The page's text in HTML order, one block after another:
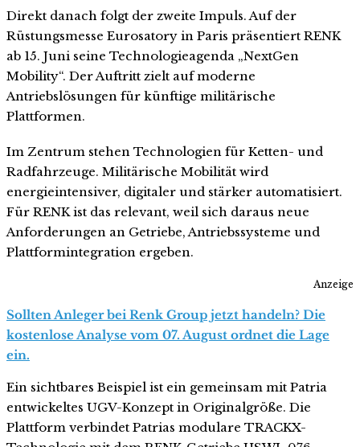
Direkt danach folgt der zweite Impuls. Auf der
Rüstungsmesse Eurosatory in Paris präsentiert RENK
ab 15. Juni seine Technologieagenda „NextGen
Mobility“. Der Auftritt zielt auf moderne
Antriebslösungen für künftige militärische
Plattformen.
Im Zentrum stehen Technologien für Ketten- und
Radfahrzeuge. Militärische Mobilität wird
energieintensiver, digitaler und stärker automatisiert.
Für RENK ist das relevant, weil sich daraus neue
Anforderungen an Getriebe, Antriebssysteme und
Plattformintegration ergeben.
Anzeige
Sollten Anleger bei Renk Group jetzt handeln? Die
kostenlose Analyse vom 07. August ordnet die Lage
ein.
Ein sichtbares Beispiel ist ein gemeinsam mit Patria
entwickeltes UGV-Konzept in Originalgröße. Die
Plattform verbindet Patrias modulare TRACKX-